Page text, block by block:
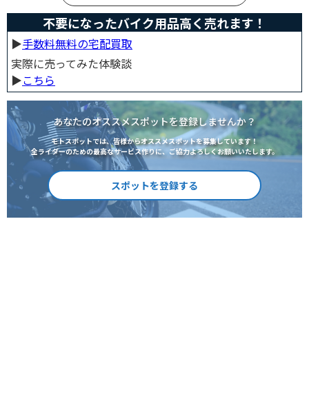
不要になったバイク用品高く売れます！
▶︎手数料無料の宅配買取
実際に売ってみた体験談
▶︎こちら
あなたのオススメスポットを登録しませんか？
モトスポットでは、皆様からオススメスポットを募集しています！
全ライダーのための最高なサービス作りに、ご協力よろしくお願いいたします。
スポットを登録する